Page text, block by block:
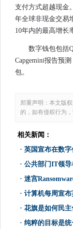
支付方式超越现金
年全球非现金交易
10年内的最高增长
数字钱包包括
Capgemini报告预
包。
郑重声明：本文版
的，如有侵权行为
相关新闻：
· 英国宣布在数
· 公共部门IT领
· 迷宫
· 计算机每周宣
· 花旗是如何民
· 纯粹的目标是